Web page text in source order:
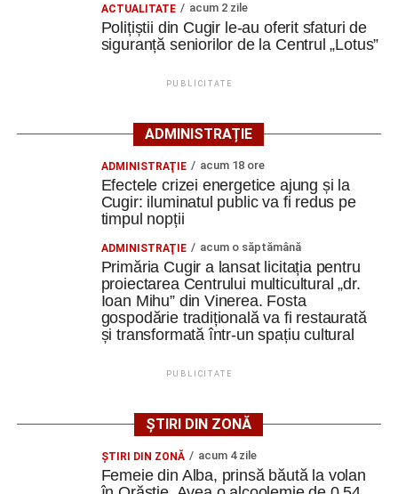
Complexul este alcătuit din patru corpuri de clădire – fosta
magazie de fierărie, casa memorială, șura și șoprul-atelier
– care păstrează caracteristicile unei gospodării
Clădirile au nevoie de lucrări
ample de consolidare
Potrivit documentației de licitație, expertizele tehnice au
acestea se numără infiltrații de apă, umiditate, degradarea
elementelor din lemn și a acoperișurilor, dar și prăbușirea
parțială a șurii.
De asemenea, instalațiile existente sunt depășite din
și pus în valoare, cu respectarea soluțiilor tehnice ce vor fi
stabilite în cadrul proiectului.
ACTUALITATE acum 2 zile
Polițiștii din Cugir le-au oferit sfaturi de
siguranță seniorilor de la Centrul „Lotus”
PUBLICITATE
ADMINISTRAȚIE
ADMINISTRAŢIE acum 18 ore
Efectele crizei energetice ajung și la
Cugir: iluminatul public va fi redus pe
timpul nopții
ADMINISTRAŢIE acum o săptămână
Primăria Cugir a lansat licitația pentru
proiectarea Centrului multicultural „dr.
Ioan Mihu” din Vinerea. Fosta
gospodărie tradițională va fi restaurată
și transformată într-un spațiu cultural
PUBLICITATE
ȘTIRI DIN ZONĂ
ŞTIRI DIN ZONĂ acum 4 zile
Femeie din Alba, prinsă băută la volan